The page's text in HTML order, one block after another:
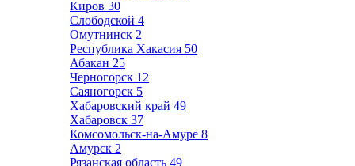
Киров 30
Слободской 4
Омутнинск 2
Республика Хакасия 50
Абакан 25
Черногорск 12
Саяногорск 5
Хабаровский край 49
Хабаровск 37
Комсомольск-на-Амуре 8
Амурск 2
Рязанская область 49